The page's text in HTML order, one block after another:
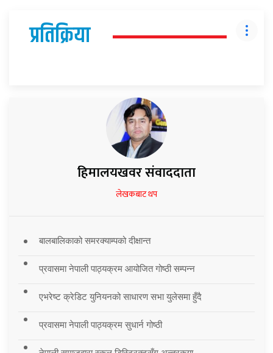
प्रतिक्रिया
हिमालयखवर संवाददाता
लेखकबाट थप
बालबालिकाको समरक्याम्पको दीक्षान्त
प्रवासमा नेपाली पाठ्यक्रम आयोजित गोष्ठी सम्पन्न
एभरेष्ट क्रेडिट युनियनको साधारण सभा युलेसमा हुँदै
प्रवासमा नेपाली पाठ्यक्रम सुधार्न गोष्ठी